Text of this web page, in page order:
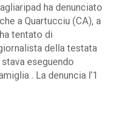
ha denunciato
a Quartucciu (CA), a
tentato di
della testata
eseguendo
. La denuncia l’1